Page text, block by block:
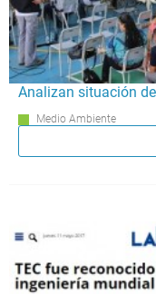
Analizan situación
Medio Ambiente